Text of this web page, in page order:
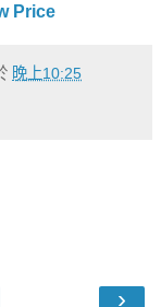
Price
晚上10:25
›